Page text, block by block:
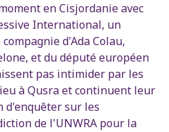
en Cisjordanie avec
International, un
d'Ada Colau,
et du député européen
pas intimider par les
à Qusra et continuent leur
d'enquêter sur les
de l'UNWRA pour la